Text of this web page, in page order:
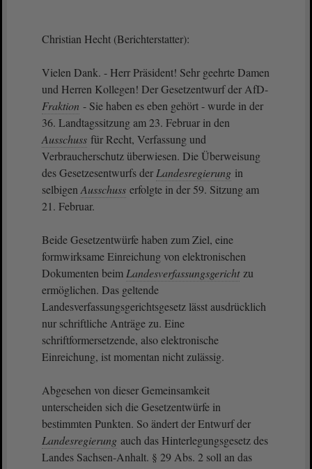
Christian Hecht (Berichterstatter):
Vielen Dank. - Herr Präsident! Sehr geehrte Damen
und Herren Kollegen! Der Gesetzentwurf der AfD-
Fraktion - Sie haben es eben gehört - wurde in der
36. Landtagssitzung am 23. Februar in den
Ausschuss für Recht, Verfassung und
Verbraucherschutz überwiesen. Die Überweisung
des Gesetzesentwurfs der Landesregierung in
selbigen Ausschuss erfolgte in der 59. Sitzung am
21. Februar.
Beide Gesetzentwürfe haben zum Ziel, eine
formwirksame Einreichung von elektronischen
Dokumenten beim Landesverfassungsgericht zu
ermöglichen. Das geltende
Landesverfassungsgerichtsgesetz lässt ausdrücklich
nur schriftliche Anträge zu. Eine
schriftformersetzende, also elektronische
Einreichung, ist momentan nicht zulässig.
Abgesehen von dieser Gemeinsamkeit
unterscheiden sich die Gesetzentwürfe in
bestimmten Punkten. So ändert der Entwurf der
Landesregierung auch das Hinterlegungsgesetz des
Landes Sachsen-Anhalt. § 29 Abs. 2 soll an das